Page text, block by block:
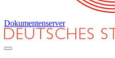
Dokumentenserver